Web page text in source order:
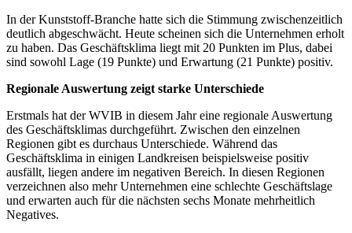
In der Kunststoff-Branche hatte sich die Stimmung zwischenzeitlich
deutlich abgeschwächt. Heute scheinen sich die Unternehmen erholt
zu haben. Das Geschäftsklima liegt mit 20 Punkten im Plus, dabei
sind sowohl Lage (19 Punkte) und Erwartung (21 Punkte) positiv.
Regionale Auswertung zeigt starke Unterschiede
Erstmals hat der WVIB in diesem Jahr eine regionale Auswertung
des Geschäftsklimas durchgeführt. Zwischen den einzelnen
Regionen gibt es durchaus Unterschiede. Während das
Geschäftsklima in einigen Landkreisen beispielsweise positiv
ausfällt, liegen andere im negativen Bereich. In diesen Regionen
verzeichnen also mehr Unternehmen eine schlechte Geschäftslage
und erwarten auch für die nächsten sechs Monate mehrheitlich
Negatives.